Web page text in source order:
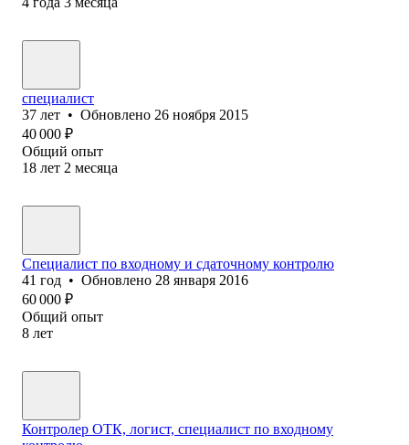
специалист
37 лет • Обновлено 26 ноября 2015
40 000 ₽
Общий опыт
18 лет 2 месяца
Специалист по входному и сдаточному контролю
41 год • Обновлено 28 января 2016
60 000 ₽
Общий опыт
8 лет
Контролер ОТК, логист, специалист по входному